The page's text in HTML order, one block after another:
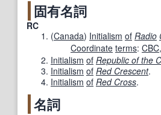
固有名詞
RC
(Canada) Initialism of Radio
Coordinate terms: CBC,
Initialism of Republic of the
Initialism of Red Crescent.
Initialism of Red Cross.
名詞